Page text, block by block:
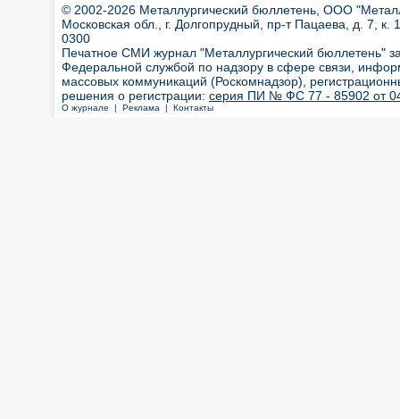
© 2002-2026 Металлургический бюллетень, ООО
Московская обл., г. Долгопрудный, пр-т Пацаева, д. 7,
0300
Печатное СМИ журнал "Металлургический бюллетень"
Федеральной службой по надзору в сфере связи,
массовых коммуникаций (Роскомнадзор),
решения о регистрации: серия ПИ № ФС 77 - 85902 от 04
О журнале | Реклама | Контакты